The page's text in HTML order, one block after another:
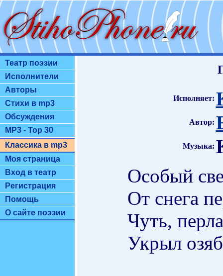
Театр поэзии
Исполнители
Авторы
Стихи в mp3
Обсуждения
MP3 - Top 30
Классика в mp3
Моя страница
Вход в театр
Регистрация
Помощь
О сайте поэзии
Исполняет:
Автор:
Музыка:
Особый
От снега
Чуть,
Укрыл